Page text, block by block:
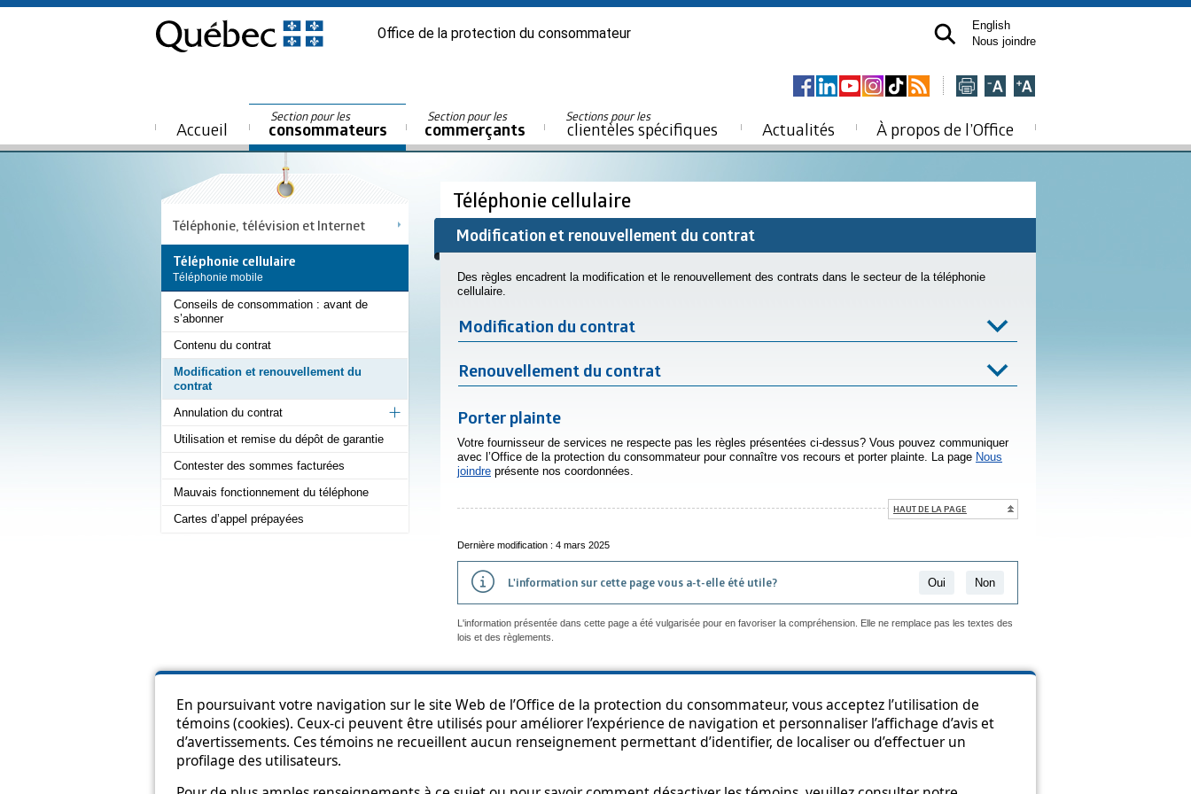
En poursuivant votre navigation sur le site Web de l’Office de la protection du consommateur, vous acceptez l’utilisation de
témoins (cookies). Ceux-ci peuvent être utilisés pour améliorer l’expérience de navigation et personnaliser l’affichage d’avis et
d’avertissements. Ces témoins ne recueillent aucun renseignement permettant d’identifier, de localiser ou d’effectuer un
profilage des utilisateurs.
Office de la protection du consommateur
English
Nous joindre
Accueil
Section pour les
consommateurs
Section pour les
commerçants
Sections pour les
clientèles spécifiques Actualités À propos de l’Office
Téléphonie, télévision et Internet
Téléphonie cellulaire
Téléphonie mobile
Conseils de consommation : avant de
s’abonner
Contenu du contrat
Modification et renouvellement du
contrat
Annulation du contrat
Utilisation et remise du dépôt de garantie
Contester des sommes facturées
Mauvais fonctionnement du téléphone
Cartes d’appel prépayées
Téléphonie cellulaire
Modification et renouvellement du contrat
Des règles encadrent la modification et le renouvellement des contrats dans le secteur de la téléphonie
cellulaire.
Modification du contrat
Renouvellement du contrat
Porter plainte
Votre fournisseur de services ne respecte pas les règles présentées ci-dessus? Vous pouvez communiquer
avec l’Office de la protection du consommateur pour connaître vos recours et porter plainte. La page Nous
joindre présente nos coordonnées.
HAUT DE LA PAGE
Dernière modification : 4 mars 2025
L'information sur cette page vous a-t-elle été utile? Oui Non
L'information présentée dans cette page a été vulgarisée pour en favoriser la compréhension. Elle ne remplace pas les textes des
lois et des règlements.
Plan du site Accessibilité Politique de confidentialité Diffusion de l'information